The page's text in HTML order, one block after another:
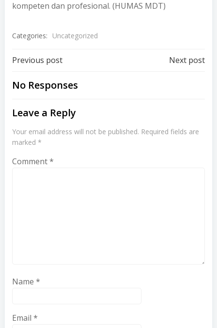
kompeten dan profesional. (HUMAS MDT)
Categories: Uncategorized
Post
navigation
Previous post Next post
No Responses
Leave a Reply
Your email address will not be published. Required fields are
marked *
Comment*
Name *
Email *